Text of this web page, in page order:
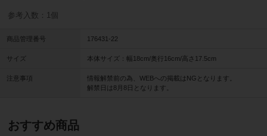
参考入数：1個
商品管理番号 176431-22
サイズ 本体サイズ：幅18cm/奥行16cm/高さ17.5cm
注意事項
情報解禁前の為、WEBへの掲載はNGとなります。
解禁日は8月8日となります。
おすすめ商品